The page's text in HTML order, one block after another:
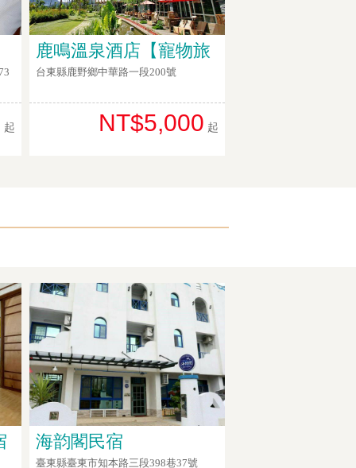
起
鹿鳴溫泉酒店【寵物旅
台東縣鹿野鄉中華路一段200號
NT$5,000 起
海韵閣民宿
臺東縣臺東市知本路三段398巷37號